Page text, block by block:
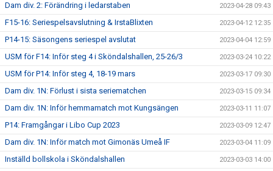
Dam div. 2: Förändring i ledarstaben 2023-04-28 09:43
F15-16: Seriespelsavslutning & IrstaBlixten 2023-04-12 12:35
P14-15: Säsongens seriespel avslutat 2023-04-04 12:59
USM för F14: Inför steg 4 i Sköndalshallen, 25-26/3 2023-03-24 10:22
USM för P14: Inför steg 4, 18-19 mars 2023-03-17 09:30
Dam div. 1N: Förlust i sista seriematchen 2023-03-15 09:34
Dam div. 1N: Inför hemmamatch mot Kungsängen 2023-03-11 11:07
P14: Framgångar i Libo Cup 2023 2023-03-09 12:47
Dam div. 1N: Inför match mot Gimonäs Umeå IF 2023-03-04 11:09
Inställd bollskola i Sköndalshallen 2023-03-03 14:00